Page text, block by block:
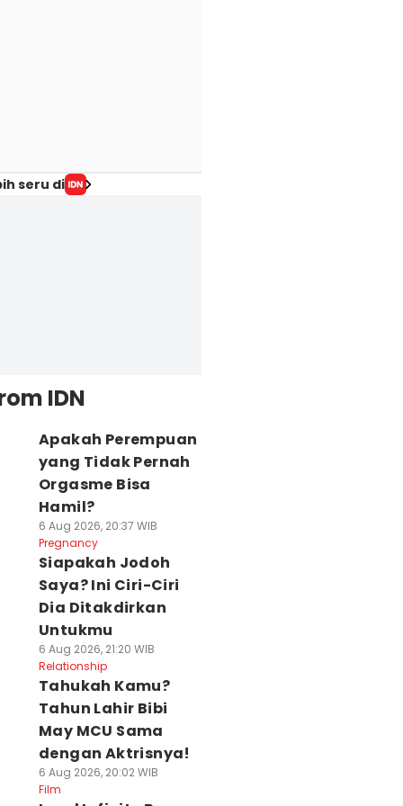
seru di
IDN
Apakah Perempuan
yang Tidak Pernah
Orgasme Bisa
Hamil?
6 Aug 2026, 20:37 WIB
Pregnancy
Siapakah Jodoh
Saya? Ini Ciri-Ciri
Dia Ditakdirkan
Untukmu
6 Aug 2026, 21:20 WIB
Relationship
Tahukah Kamu?
Tahun Lahir Bibi
May MCU Sama
dengan Aktrisnya!
6 Aug 2026, 20:02 WIB
Film